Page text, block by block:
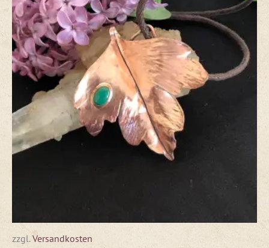
zzgl.Versandkosten